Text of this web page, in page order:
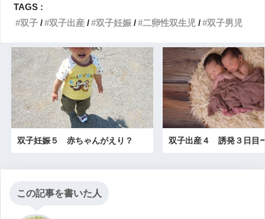
TAGS :
双子
双子出産 双子妊娠 二卵性双生児 双子男児
双子妊娠５ 赤ちゃんがえり？ 双子出産４ 誘発３日目
この記事を書いた人